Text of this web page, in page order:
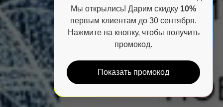
Мы открылись! Дарим скидку 10%
первым клиентам до 30 сентября.
Нажмите на кнопку, чтобы получить
промокод.
Показать промокод